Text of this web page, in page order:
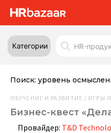
Категории
Поиск: уровень
ОБУЧЕНИЕ И РАЗВИТИЕ / ИГРЫ
Бизнес-квест
Провайдер: T&D